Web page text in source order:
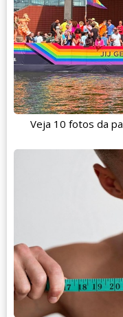
Veja 10 fotos da